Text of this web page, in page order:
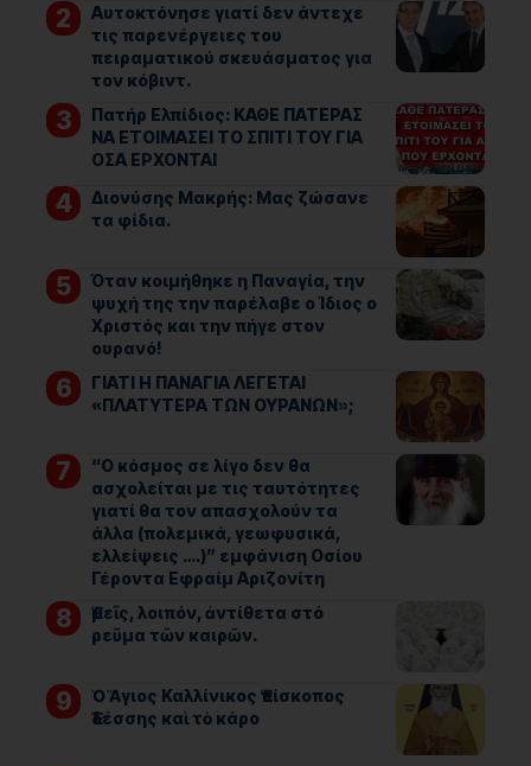
Αυτοκτόνησε γιατί δεν άντεχε
τις παρενέργειες του
πειραματικού σκευάσματος για
τον κόβιντ.
Πατήρ Ελπίδιος: ΚΑΘΕ ΠΑΤΕΡΑΣ
ΝΑ ΕΤΟΙΜΑΣΕΙ ΤΟ ΣΠΙΤΙ ΤΟΥ ΓΙΑ
ΟΣΑ ΕΡΧΟΝΤΑΙ
Διονύσης Μακρής: Μας ζώσανε
τα φίδια.
Όταν κοιμήθηκε η Παναγία, την
ψυχή της την παρέλαβε ο Ίδιος ο
Χριστός και την πήγε στον
ουρανό!
ΓΙΑΤΙ Η ΠΑΝΑΓΙΑ ΛΕΓΕΤΑΙ
«ΠΛΑΤΥΤΕΡΑ ΤΩΝ ΟΥΡΑΝΩΝ»;
“Ο κόσμος σε λίγο δεν θα
ασχολείται με τις ταυτότητες
γιατί θα τον απασχολούν τα
άλλα (πολεμικά, γεωφυσικά,
ελλείψεις ….)” εμφάνιση Οσίου
Γέροντα Εφραίμ Αριζονίτη
Ἐμεῖς, λοιπόν, ἀντίθετα στό
ρεῦμα τῶν καιρῶν.
Ὁ Ἅγιος Καλλίνικος Ἐπίσκοπος
Ἐδέσσης καὶ τὸ κάρο